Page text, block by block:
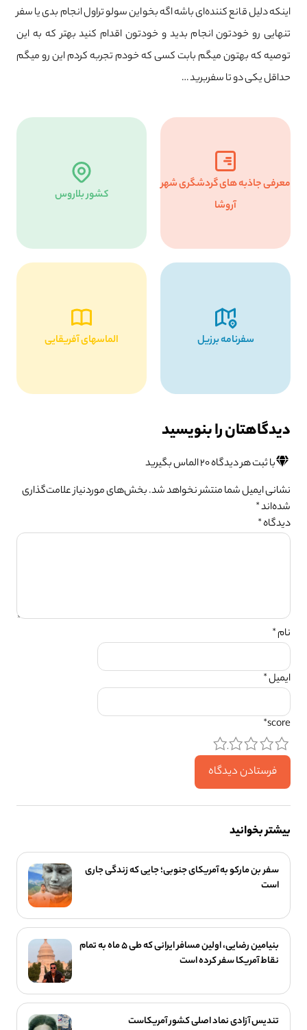
اینکه دلیل قانع کننده‌ای باشه اگه بخواین سولو تراول انجام بدی یا سفر
تنهایی رو خودتون انجام بدید و خودتون اقدام کنید بهتر که به این
توصیه که بهتون میگم بابت کسی که خودم تجربه کردم این رو میگم
حداقل یکی دو تا سفربرید …
معرفی جاذبه های گردشگری شهر
آروشا
کشور بلاروس
سفرنامه برزیل الماسهای آفریقایی
دیدگاهتان را بنویسید
با ثبت هر دیدگاه ۲۰ الماس بگیرید
نشانی ایمیل شما منتشر نخواهد شد.بخش‌های موردنیاز علامت‌گذاری
شده‌اند*
دیدگاه*
نام*
ایمیل*
score
*
4 3 2 1
بیشتر بخوانید
سفر بن مارکو به آمریکای جنوبی؛ جایی که زندگی جاری
است
بنیامین رضایی، اولین مسافر ایرانی که طی ۵ ماه به تمام
نقاط آمریکا سفر کرده است
تندیس آزادی نماد اصلی کشور آمریکاست